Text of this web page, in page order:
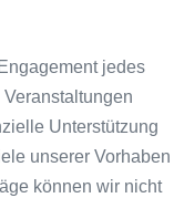
jedes
Unterstützung
unserer Vorhaben
können wir nicht